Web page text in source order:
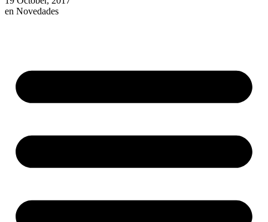
en Novedades